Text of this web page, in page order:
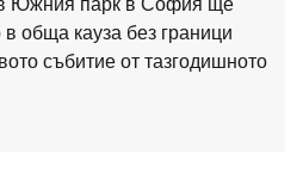
обща кауза без граници
събитие от тазгодишното